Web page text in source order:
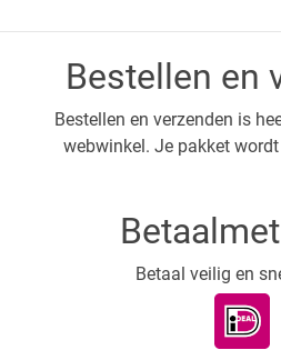
Bestellen en
Bestellen en verzenden is
webwinkel. Je pakket
Betaal veilig en